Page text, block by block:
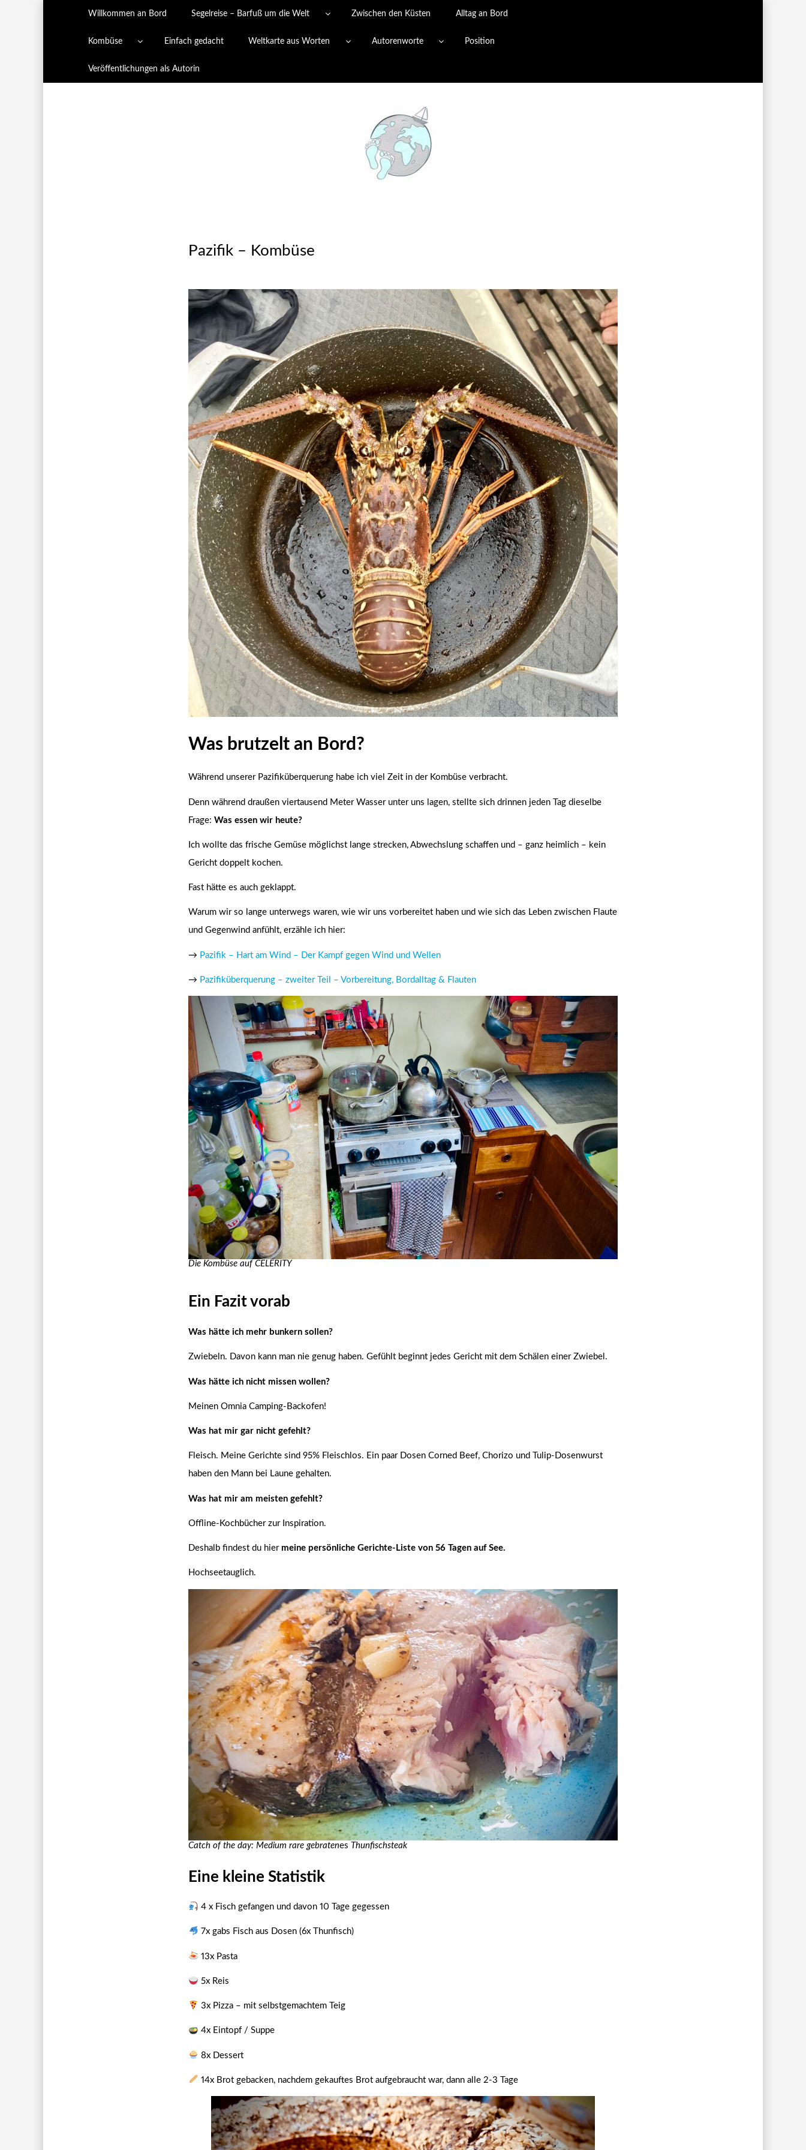
Willkommen an Bord Segelreise – Barfuß um die Welt Zwischen den Küsten Alltag an Bord
Kombüse Einfach gedacht Weltkarte aus Worten Autorenworte Position
Veröffentlichungen als Autorin
Pazifik – Kombüse
Was brutzelt an Bord?
Während unserer Pazifiküberquerung habe ich viel Zeit in der Kombüse verbracht.
Denn während draußen viertausend Meter Wasser unter uns lagen, stellte sich drinnen jeden Tag dieselbe
Frage: Was essen wir heute?
Ich wollte das frische Gemüse möglichst lange strecken, Abwechslung schaffen und – ganz heimlich – kein
Gericht doppelt kochen.
Fast hätte es auch geklappt.
Warum wir so lange unterwegs waren, wie wir uns vorbereitet haben und wie sich das Leben zwischen Flaute
und Gegenwind anfühlt, erzähle ich hier:
→ Pazifik – Hart am Wind – Der Kampf gegen Wind und Wellen
→ Pazifiküberquerung – zweiter Teil – Vorbereitung, Bordalltag & Flauten
Die Kombüse auf CELERITY
Ein Fazit vorab
Was hätte ich mehr bunkern sollen?
Zwiebeln. Davon kann man nie genug haben. Gefühlt beginnt jedes Gericht mit dem Schälen einer Zwiebel.
Was hätte ich nicht missen wollen?
Meinen Omnia Camping-Backofen!
Was hat mir gar nicht gefehlt?
Fleisch. Meine Gerichte sind 95% Fleischlos. Ein paar Dosen Corned Beef, Chorizo und Tulip-Dosenwurst
haben den Mann bei Laune gehalten.
Was hat mir am meisten gefehlt?
Offline-Kochbücher zur Inspiration.
Deshalb findest du hier meine persönliche Gerichte-Liste von 56 Tagen auf See.
Hochseetauglich.
Catch of the day: Medium rare gebratenes Thunfischsteak
Eine kleine Statistik
4 x Fisch gefangen und davon 10 Tage gegessen
7x gabs Fisch aus Dosen (6x Thunfisch)
13x Pasta
5x Reis
3x Pizza – mit selbstgemachtem Teig
4x Eintopf / Suppe
8x Dessert
14x Brot gebacken, nachdem gekauftes Brot aufgebraucht war, dann alle 2-3 Tage